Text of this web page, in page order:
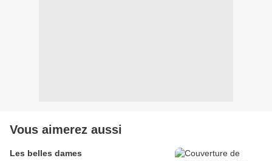
Vous aimerez aussi
Les belles dames